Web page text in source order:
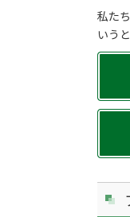
私た
いう